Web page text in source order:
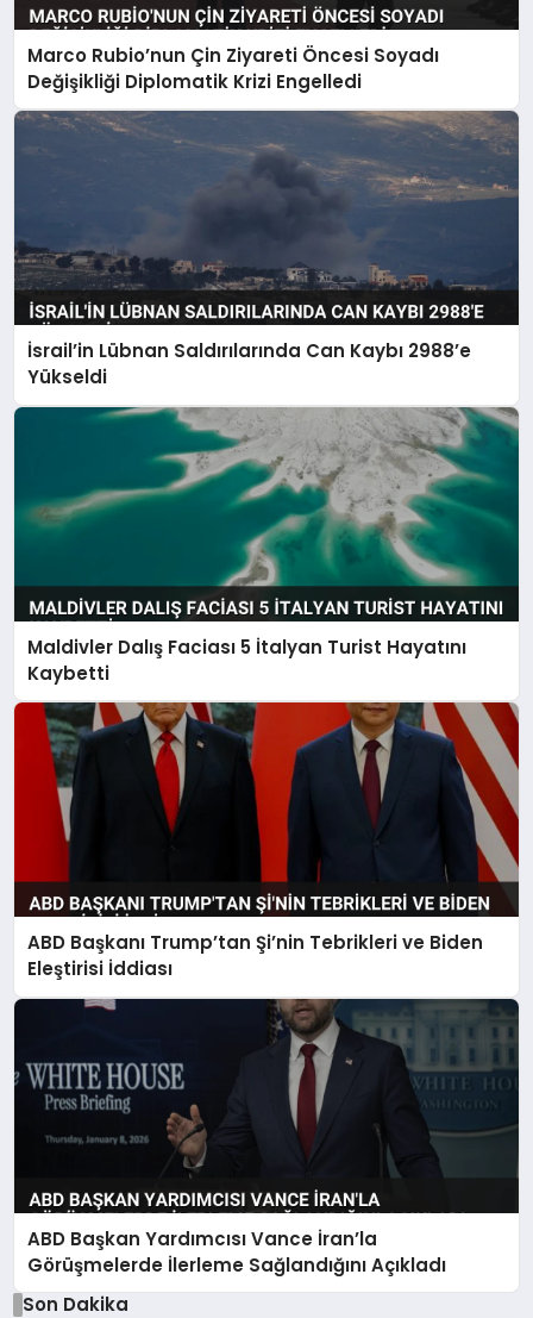
Marco Rubio’nun Çin Ziyareti Öncesi Soyadı
Değişikliği Diplomatik Krizi Engelledi
İsrail’in Lübnan Saldırılarında Can Kaybı 2988’e
Yükseldi
Maldivler Dalış Faciası 5 İtalyan Turist Hayatını
Kaybetti
ABD Başkanı Trump’tan Şi’nin Tebrikleri ve Biden
Eleştirisi İddiası
ABD Başkan Yardımcısı Vance İran’la
Görüşmelerde İlerleme Sağlandığını Açıkladı
Son Dakika